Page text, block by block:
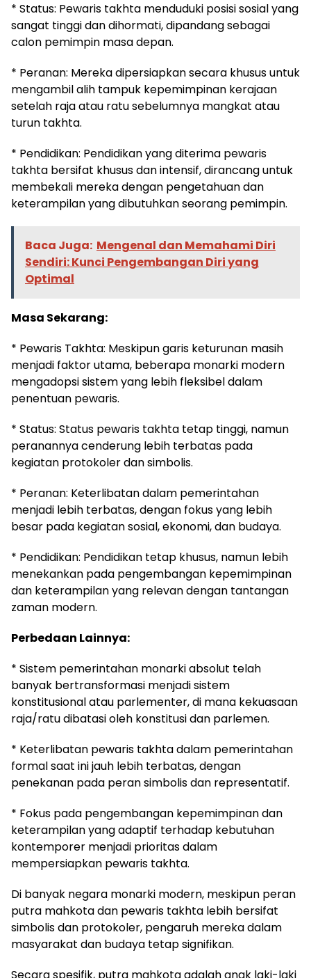
* Status: Pewaris takhta menduduki posisi sosial yang
sangat tinggi dan dihormati, dipandang sebagai
calon pemimpin masa depan.
* Peranan: Mereka dipersiapkan secara khusus untuk
mengambil alih tampuk kepemimpinan kerajaan
setelah raja atau ratu sebelumnya mangkat atau
turun takhta.
* Pendidikan: Pendidikan yang diterima pewaris
takhta bersifat khusus dan intensif, dirancang untuk
membekali mereka dengan pengetahuan dan
keterampilan yang dibutuhkan seorang pemimpin.
Baca Juga: Mengenal dan Memahami Diri
Sendiri: Kunci Pengembangan Diri yang
Optimal
Masa Sekarang:
* Pewaris Takhta: Meskipun garis keturunan masih
menjadi faktor utama, beberapa monarki modern
mengadopsi sistem yang lebih fleksibel dalam
penentuan pewaris.
* Status: Status pewaris takhta tetap tinggi, namun
peranannya cenderung lebih terbatas pada
kegiatan protokoler dan simbolis.
* Peranan: Keterlibatan dalam pemerintahan
menjadi lebih terbatas, dengan fokus yang lebih
besar pada kegiatan sosial, ekonomi, dan budaya.
* Pendidikan: Pendidikan tetap khusus, namun lebih
menekankan pada pengembangan kepemimpinan
dan keterampilan yang relevan dengan tantangan
zaman modern.
Perbedaan Lainnya:
* Sistem pemerintahan monarki absolut telah
banyak bertransformasi menjadi sistem
konstitusional atau parlementer, di mana kekuasaan
raja/ratu dibatasi oleh konstitusi dan parlemen.
* Keterlibatan pewaris takhta dalam pemerintahan
formal saat ini jauh lebih terbatas, dengan
penekanan pada peran simbolis dan representatif.
* Fokus pada pengembangan kepemimpinan dan
keterampilan yang adaptif terhadap kebutuhan
kontemporer menjadi prioritas dalam
mempersiapkan pewaris takhta.
Di banyak negara monarki modern, meskipun peran
putra mahkota dan pewaris takhta lebih bersifat
simbolis dan protokoler, pengaruh mereka dalam
masyarakat dan budaya tetap signifikan.